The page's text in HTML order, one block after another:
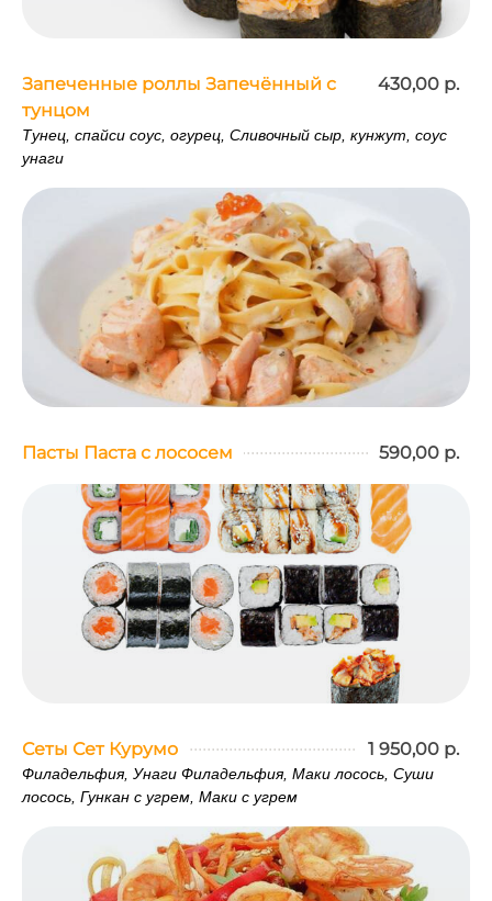
Запеченные роллы Запечённый с
тунцом
430,00 р.
Тунец, спайси соус, огурец, Сливочный сыр, кунжут, соус
унаги
Пасты Паста с лососем 590,00 р.
Сеты Сет Курумо 1 950,00 р.
Филадельфия, Унаги Филадельфия, Маки лосось, Суши
лосось, Гункан с угрем, Маки с угрем